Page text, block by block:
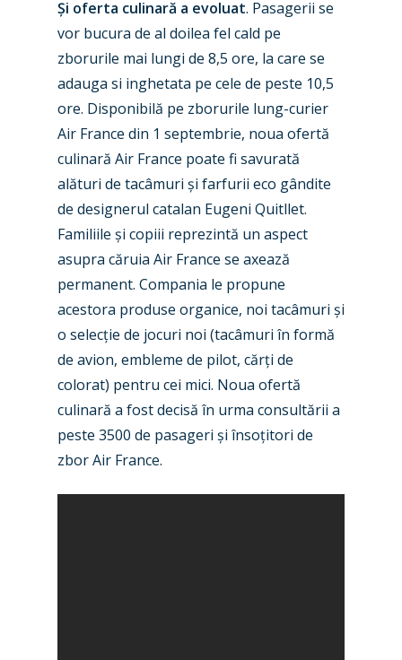
Și oferta culinară a evoluat. Pasagerii se
vor bucura de al doilea fel cald pe
zborurile mai lungi de 8,5 ore, la care se
adauga si inghetata pe cele de peste 10,5
ore. Disponibilă pe zborurile lung-curier
Air France din 1 septembrie, noua ofertă
culinară Air France poate fi savurată
alături de tacâmuri și farfurii eco gândite
de designerul catalan Eugeni Quitllet.
Familiile și copiii reprezintă un aspect
asupra căruia Air France se axează
permanent. Compania le propune
acestora produse organice, noi tacâmuri și
o selecție de jocuri noi (tacâmuri în formă
de avion, embleme de pilot, cărți de
colorat) pentru cei mici. Noua ofertă
culinară a fost decisă în urma consultării a
peste 3500 de pasageri și însoțitori de
zbor Air France.
New Routes
Industry
Accidents / Incidents
Airshows
Dubai 2025
Paris 2025
Farnborough 2024
Paris 2023
Farnborough 2022
Dubai 2019
Paris 2019
Business Jets
Military
Trip Reports
Marketplace
Jobs
Contact